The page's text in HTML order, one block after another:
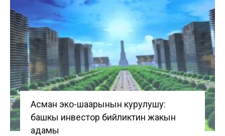
Асман эко-шаарынын курулушу:
башкы инвестор бийликтин жакын
адамы